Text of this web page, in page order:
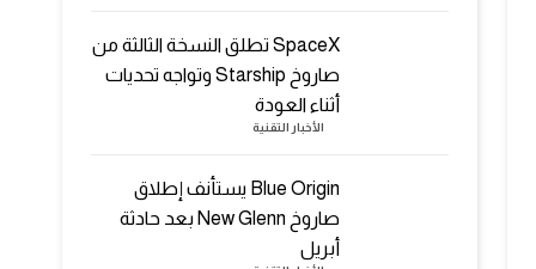
SpaceX تطلق النسخة الثالثة من
صاروخ Starship وتواجه تحديات
أثناء العودة
الأخبار التقنية
Blue Origin يستأنف إطلاق
صاروخ New Glenn بعد حادثة
أبريل